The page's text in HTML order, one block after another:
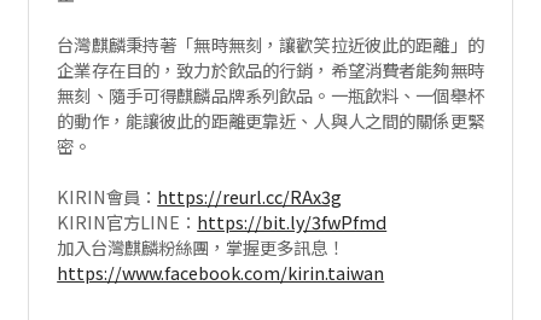
台灣麒麟秉持著「無時無刻，讓歡笑拉近彼此的距離」的
企業存在目的，致力於飲品的行銷，希望消費者能夠無時
無刻、隨手可得麒麟品牌系列飲品。一瓶飲料、一個舉杯
的動作，能讓彼此的距離更靠近、人與人之間的關係更緊
密。
KIRIN會員： https://reurl.cc/RAx3g
KIRIN官方LINE： https://bit.ly/3fwPfmd
加入台灣麒麟粉絲團，掌握更多訊息！
https://www.facebook.com/kirin.taiwan